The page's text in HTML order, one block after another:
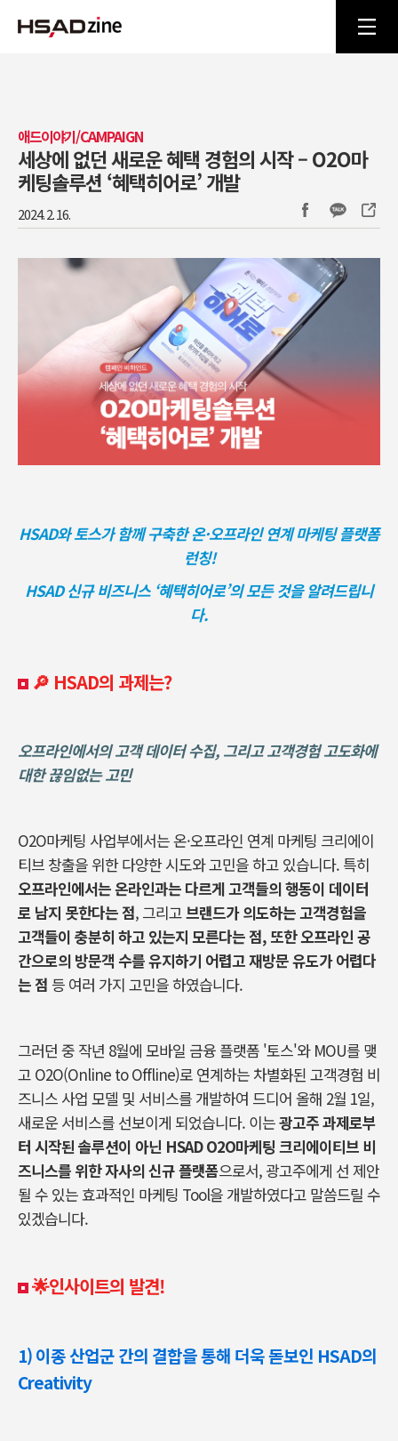
애드이야기/CAMPAIGN
세상에 없던 새로운 혜택 경험의 시작 – O2O마
케팅솔루션 ‘혜택히어로’ 개발
2024. 2. 16.
HSAD와 토스가 함께 구축한 온·오프라인 연계 마케팅 플랫폼
런칭!
HSAD신규 비즈니스 ‘혜택히어로’의 모든 것을 알려드립니
다.
🔎 HSAD의 과제는?
오프라인에서의 고객 데이터 수집, 그리고 고객경험 고도화에
대한 끊임없는 고민
O2O마케팅 사업부에서는 온·오프라인 연계 마케팅 크리에이
티브 창출을 위한 다양한 시도와 고민을 하고 있습니다. 특히
오프라인에서는 온라인과는 다르게 고객들의 행동이 데이터
로 남지 못한다는 점, 그리고브랜드가 의도하는 고객경험을
고객들이 충분히 하고 있는지 모른다는 점, 또한 오프라인 공
간으로의 방문객 수를 유지하기 어렵고 재방문 유도가 어렵다
는 점 등 여러 가지 고민을 하였습니다.
그러던 중 작년 8월에 모바일 금융 플랫폼 '토스'와 MOU를 맺
고 O2O(Online to Offline)로 연계하는 차별화된 고객경험 비
즈니스 사업 모델 및 서비스를 개발하여 드디어 올해 2월 1일,
새로운 서비스를 선보이게 되었습니다. 이는광고주 과제로부
터 시작된 솔루션이 아닌 HSAD O2O마케팅 크리에이티브 비
즈니스를 위한 자사의 신규 플랫폼으로서, 광고주에게 선 제안
될 수 있는 효과적인 마케팅 Tool을 개발하였다고 말씀드릴 수
있겠습니다.
🌟인사이트의 발견!
1)이종 산업군 간의 결합을 통해 더욱 돋보인 HSAD의
Creativity